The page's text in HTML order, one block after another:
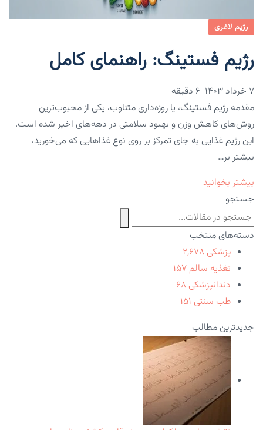
رژیم لاغری
رژیم فستینگ: راهنمای کامل
۷ خرداد ۱۴۰۳
مقدمه رژیم فستینگ، یا روزه‌داری متناوب، یکی از محبوب‌ترین
روش‌های کاهش وزن و بهبود سلامتی در دهه‌های اخیر شده است.
این رژیم غذایی به جای تمرکز بر روی نوع غذاهایی که می‌خورید،
بیشتر بر…
بیشتر بخوانید
جستجو
دسته‌های منتخب
پزشکی ۲,۶۷۸
تغذیه سالم ۱۵۷
دندانپزشکی ۶۸
طب سنتی ۱۵۱
جدیدترین مطالب